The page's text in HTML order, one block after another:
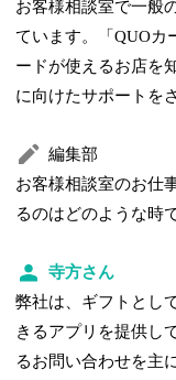
お客様相談室で一般
ています。「QUOカ
ードが使えるお店を
に向けたサポートを
編集部
お客様相談室のお仕
るのはどのような時
寺方さん
弊社は、ギフトとし
きるアプリを提供し
るお問い合わせを主